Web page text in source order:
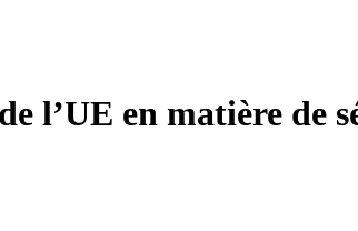
l’UE en matière de